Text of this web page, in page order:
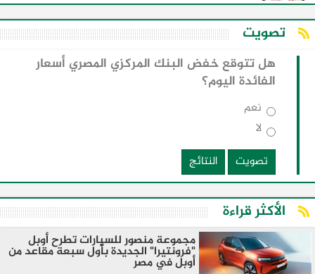
تصويت
هل تتوقع خفض البنك المركزي المصري أسعار
الفائدة اليوم؟
نعم
لا
تصويت
النتائج
الأكثر قراءة
مجموعة منصور للسيارات تطرح أوبل
"فرونتيرا" الجديدة بأول سبعة مقاعد من
أوبل في مصر